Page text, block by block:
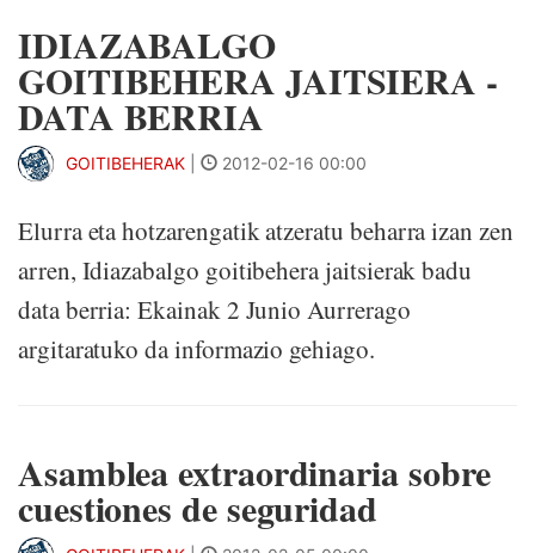
IDIAZABALGO
GOITIBEHERA JAITSIERA -
DATA BERRIA
GOITIBEHERAK 2012-02-16 00:00
Elurra eta hotzarengatik atzeratu beharra izan zen
arren, Idiazabalgo goitibehera jaitsierak badu
data berria: Ekainak 2 Junio Aurrerago
argitaratuko da informazio gehiago.
Asamblea extraordinaria sobre
cuestiones de seguridad